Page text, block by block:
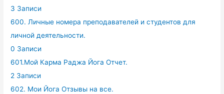
3 Записи
600. Личные номера преподавателей и студентов для
личной деятельности.
0 Записи
601.Мой Карма Раджа Йога Отчет.
2 Записи
602. Мои Йога Отзывы на все.